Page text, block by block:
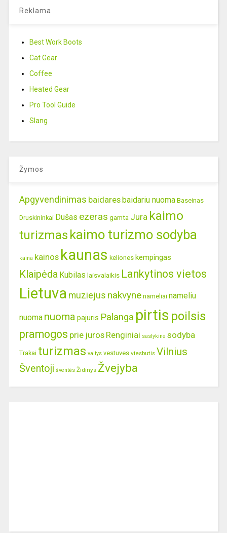
Reklama
Best Work Boots
Cat Gear
Coffee
Heated Gear
Pro Tool Guide
Slang
Žymos
Apgyvendinimas baidares baidariu nuoma Baseinas
Druskininkai Dušas ezeras gamta Jura kaimo
turizmas kaimo turizmo sodyba
kaina kainos kaunas keliones kempingas
Klaipėda Kubilas laisvalaikis Lankytinos vietos
Lietuva muziejus nakvyne nameliai nameliu
nuoma nuoma pajuris Palanga pirtis poilsis
pramogos prie juros Renginiai saslykine sodyba
Trakai turizmas valtys vestuves viesbutis Vilnius
Šventoji šventės Židinys Žvejyba